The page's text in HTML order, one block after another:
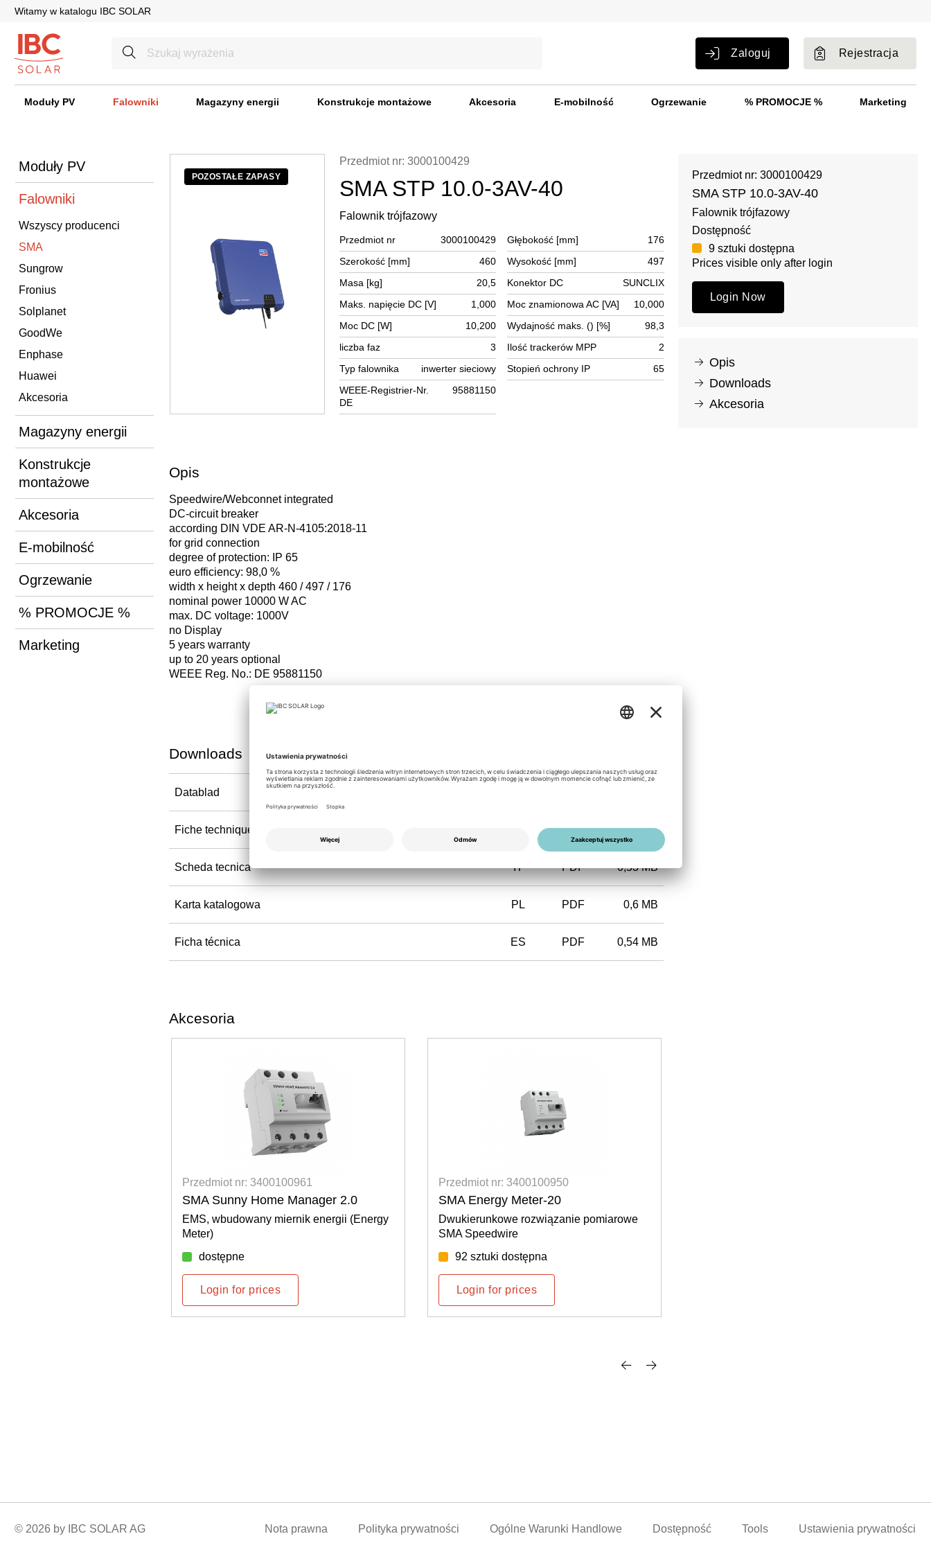
Witamy w katalogu IBC SOLAR
Zaloguj Rejestracja
Moduły PV Falowniki Magazyny energii Konstrukcje montażowe Akcesoria E-mobilność Ogrzewanie % PROMOCJE % Marketing
Moduły PV
Falowniki
Wszyscy producenci
SMA
Sungrow
Fronius
Solplanet
GoodWe
Enphase
Huawei
Akcesoria
Magazyny energii
Konstrukcje
montażowe
Akcesoria
E-mobilność
Ogrzewanie
% PROMOCJE %
Marketing
POZOSTAŁE ZAPASY
Przedmiot nr: 3000100429
SMA STP 10.0-3AV-40
Falownik trójfazowy
Przedmiot nr 3000100429 Głębokość [mm]
176
Szerokość [mm]
460 Wysokość [mm]
497
Masa [kg]
20,5 Konektor DC
SUNCLIX
Maks. napięcie DC [V]
1,000 Moc znamionowa AC [VA]
10,000
Moc DC [W]
10,200 Wydajność maks. () [%]
98,3
liczba faz
3 Ilość trackerów MPP
2
Typ falownika
inwerter sieciowy Stopień ochrony IP
65
WEEE-Registrier-Nr.
DE
95881150
Opis
Speedwire/Webconnet integrated
DC-circuit breaker
according DIN VDE AR-N-4105:2018-11
for grid connection
degree of protection: IP 65
euro efficiency: 98,0 %
width x height x depth 460 / 497 / 176
nominal power 10000 W AC
max. DC voltage: 1000V
no Display
5 years warranty
up to 20 years optional
WEEE Reg. No.: DE 95881150
Downloads
Datablad
Fiche technique PDF 0,6 MB
Scheda tecnica IT PDF 0,53 MB
Karta katalogowa PL PDF 0,6 MB
Ficha técnica ES PDF 0,54 MB
Akcesoria
Przedmiot nr: 3400100950
SMA Energy Meter-20
Dwukierunkowe rozwiązanie pomiarowe
SMA Speedwire
92 sztuki dostępna
Login for prices
Przedmiot nr: 7900400055
DEHNcube YPV SCI 1000 2M
Ogranicznik przepięć typ 2
dostępne według tygodnia: 33/2026
Login for prices
Przedmiot nr: 3000100429
SMA STP 10.0-3AV-40
Falownik trójfazowy
Dostępność
9 sztuki dostępna
Prices visible only after login
Login Now
Opis
Downloads
Akcesoria
© 2026 by IBC SOLAR AG Nota prawna Polityka prywatności Ogólne Warunki Handlowe Dostępność Tools Ustawienia prywatności